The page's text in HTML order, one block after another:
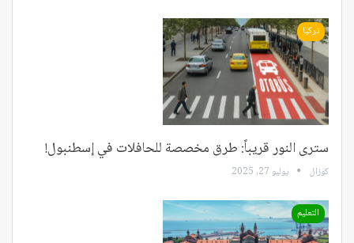
تركيا
سترى النور قريباً: طرق مخصصة للحافلات في إسطنبول!
كوزال يوليو 27, 2025
التعليم